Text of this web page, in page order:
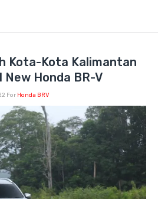
Kota-Kota Kalimantan
New Honda BR-V
For Honda BRV